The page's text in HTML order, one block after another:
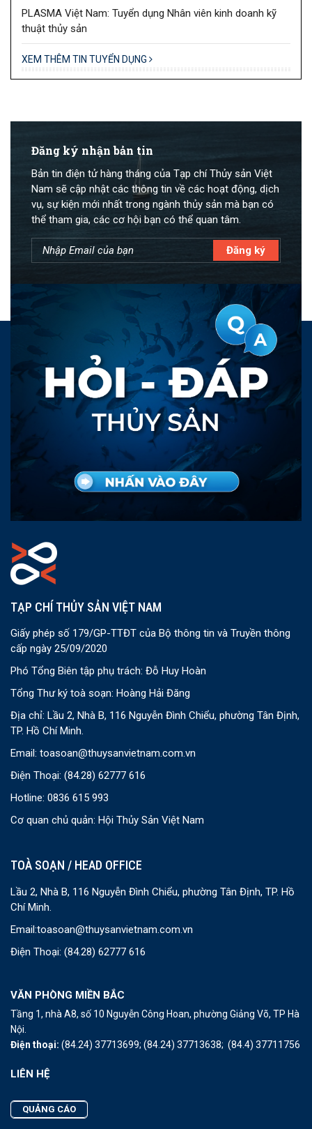
PLASMA Việt Nam: Tuyển dụng Nhân viên kinh doanh kỹ
thuật thủy sản
XEM THÊM TIN TUYỂN DỤNG
Đăng ký nhận bản tin
Bản tin điện tử hàng tháng của Tạp chí Thủy sản Việt
Nam sẽ cập nhật các thông tin về các hoạt động, dịch
vụ, sự kiện mới nhất trong ngành thủy sản mà bạn có
thể tham gia, các cơ hội bạn có thể quan tâm.
TẠP CHÍ THỦY SẢN VIỆT NAM
Giấy phép số 179/GP-TTĐT của Bộ thông tin và Truyền thông
cấp ngày 25/09/2020
Phó Tổng Biên tập phụ trách: Đỗ Huy Hoàn
Tổng Thư ký toà soạn: Hoàng Hải Đăng
Địa chỉ: Lầu 2, Nhà B, 116 Nguyễn Đình Chiểu, phường Tân Định,
TP. Hồ Chí Minh.
Email: toasoan@thuysanvietnam.com.vn
Điện Thoại: (84.28) 62777 616
Hotline: 0836 615 993
Cơ quan chủ quản: Hội Thủy Sản Việt Nam
TOÀ SOẠN / HEAD OFFICE
Lầu 2, Nhà B, 116 Nguyễn Đình Chiểu, phường Tân Định, TP. Hồ
Chí Minh.
Email:toasoan@thuysanvietnam.com.vn
Điện Thoại: (84.28) 62777 616
VĂN PHÒNG MIỀN BẮC
Tầng 1, nhà A8, số 10 Nguyễn Công Hoan, phường Giảng Võ, TP Hà
Nội.
Điện thoại: (84.24) 37713699; (84.24) 37713638; (84.4) 37711756
LIÊN HỆ
QUẢNG CÁO